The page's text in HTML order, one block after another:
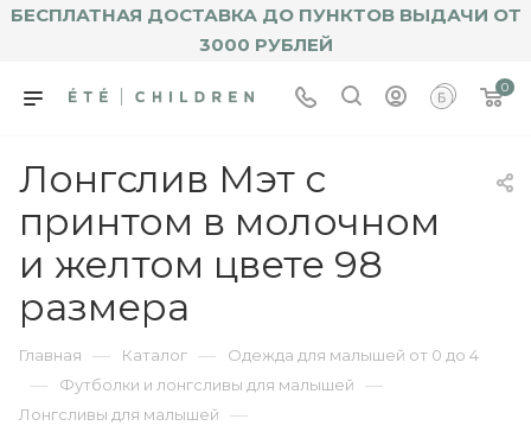
БЕСПЛАТНАЯ ДОСТАВКА ДО ПУНКТОВ ВЫДАЧИ ОТ
3000 РУБЛЕЙ
0
Лонгслив Мэт с
принтом в молочном
и желтом цвете 98
размера
Главная — Каталог — Одежда для малышей от 0 до 4
— Футболки и лонгсливы для малышей —
Лонгсливы для малышей —